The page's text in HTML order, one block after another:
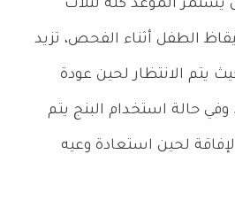
الموعد كله لثلاث
الطفل أثناء الفحص، تزيد
يتم الانتظار لحين عودة
حالة استخدام البنج يتم
لحين استعادة وعيه